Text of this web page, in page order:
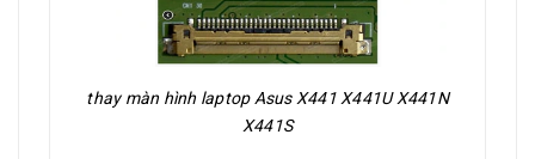
thay màn hình laptop Asus X441 X441U X441N
X441S